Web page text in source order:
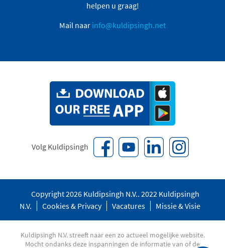
helpen u graag!
Mail naar info@kuldipsingh.net
Volg Kuldipsingh
Copyright 2026 Kuldipsingh N.V.. 2022 Kuldipsingh
N.V.
Cookies & Privacy Vacatures Missie & Visie
Kuldipsingh N.V. streeft naar een zo actueel mogelijke website.
Mocht ondanks deze inspanningen de informatie van of de